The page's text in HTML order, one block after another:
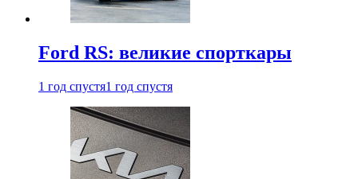
Ford RS: великие спорткары
1 год спустя1 год спустя